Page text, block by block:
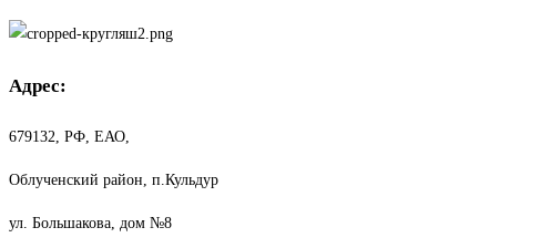
Адрес:
679132, РФ, ЕАО,
Облученский район, п.Кульдур
ул. Большакова, дом №8